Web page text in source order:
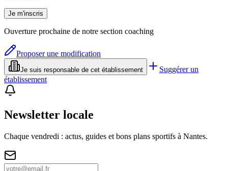
Je m'inscris
Ouverture prochaine de notre section coaching
Proposer une modification
Je suis responsable de cet établissement
Suggérer un
établissement
Newsletter locale
Chaque vendredi : actus, guides et bons plans sportifs à Nantes.